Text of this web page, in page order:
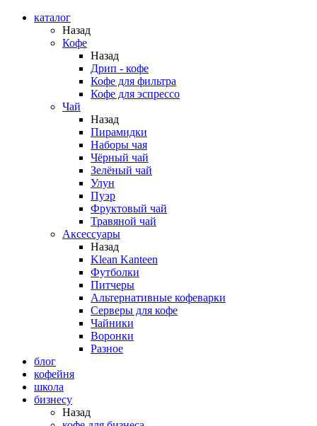
каталог
Назад
Кофе
Назад
Дрип - кофе
Кофе для фильтра
Кофе для эспрессо
Чай
Назад
Пирамидки
Наборы чая
Чёрный чай
Зелёный чай
Улун
Пуэр
Фруктовый чай
Травяной чай
Аксессуары
Назад
Klean Kanteen
Футболки
Питчеры
Альтернативные кофеварки
Серверы для кофе
Чайники
Воронки
Разное
блог
кофейня
школа
бизнесу
Назад